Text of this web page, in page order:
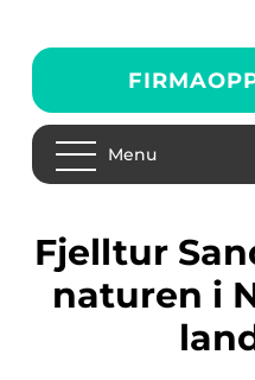
Menu
Fjelltur Sandnes: Utforsk
naturen i